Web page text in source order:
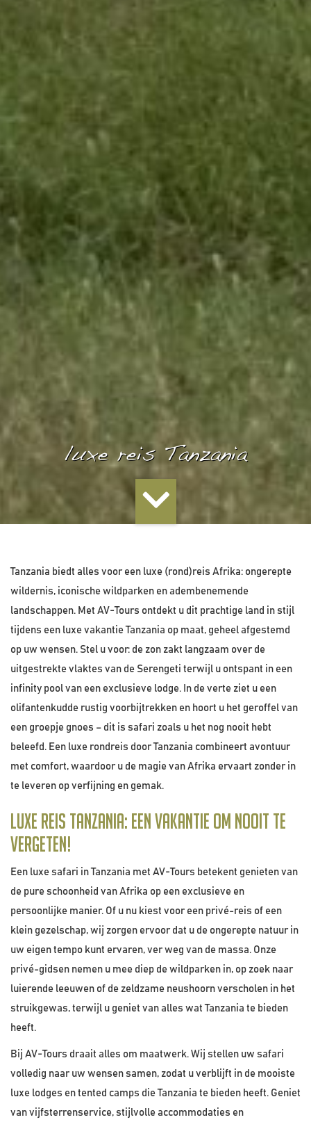
luxe reis Tanzania
Tanzania biedt alles voor een luxe (rond)reis Afrika: ongerepte
wildernis, iconische wildparken en adembenemende
landschappen. Met AV-Tours ontdekt u dit prachtige land in stijl
tijdens een luxe vakantie Tanzania op maat, geheel afgestemd
op uw wensen. Stel u voor: de zon zakt langzaam over de
uitgestrekte vlaktes van de Serengeti terwijl u ontspant in een
infinity pool van een exclusieve lodge. In de verte ziet u een
olifantenkudde rustig voorbijtrekken en hoort u het geroffel van
een groepje gnoes – dit is safari zoals u het nog nooit hebt
beleefd. Een luxe rondreis door Tanzania combineert avontuur
met comfort, waardoor u de magie van Afrika ervaart zonder in
te leveren op verfijning en gemak.
Luxe reis Tanzania: Een vakantie om nooit te
vergeten!
Een luxe safari in Tanzania met AV-Tours betekent genieten van
de pure schoonheid van Afrika op een exclusieve en
persoonlijke manier. Of u nu kiest voor een privé-reis of een
klein gezelschap, wij zorgen ervoor dat u de ongerepte natuur in
uw eigen tempo kunt ervaren, ver weg van de massa. Onze
privé-gidsen nemen u mee diep de wildparken in, op zoek naar
luierende leeuwen of de zeldzame neushoorn verscholen in het
struikgewas, terwijl u geniet van alles wat Tanzania te bieden
heeft.
Bij AV-Tours draait alles om maatwerk. Wij stellen uw safari
volledig naar uw wensen samen, zodat u verblijft in de mooiste
luxe lodges en tented camps die Tanzania te bieden heeft. Geniet
van vijfsterrenservice, stijlvolle accommodaties en